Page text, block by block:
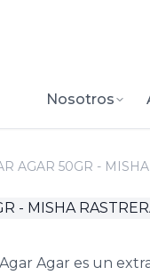
Nosotros
AGAR 50GR -
Agar es un